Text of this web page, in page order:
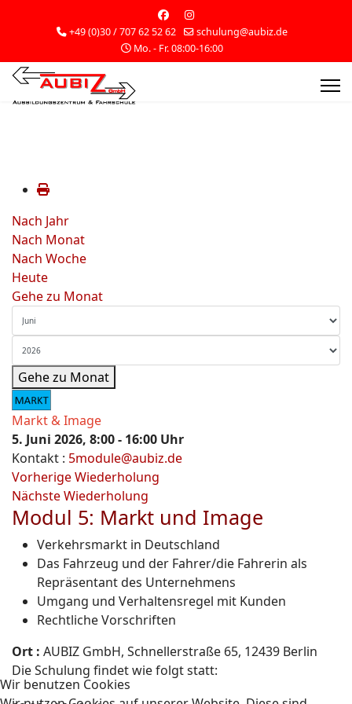
+49 (0)30 / 707 62 52 62
schulung@aubiz.de
Mo. - Fr. 08:00-16:00
Nach Jahr
Nach Monat
Nach Woche
Heute
Gehe zu Monat
Gehe zu Monat
Markt & Image
5. Juni 2026, 8:00 - 16:00 Uhr
Kontakt : 5module@aubiz.de
Vorherige Wiederholung
Nächste Wiederholung
Modul 5: Markt und Image
Verkehrsmarkt in Deutschland
Das Fahrzeug und der Fahrer/die Fahrerin als
Repräsentant des Unternehmens
Umgang und Verhaltensregel mit Kunden
Rechtliche Vorschriften
Ort : AUBIZ GmbH, Schnellerstraße 65, 12439 Berlin
Die Schulung findet wie folgt statt:
Wir benutzen Cookies